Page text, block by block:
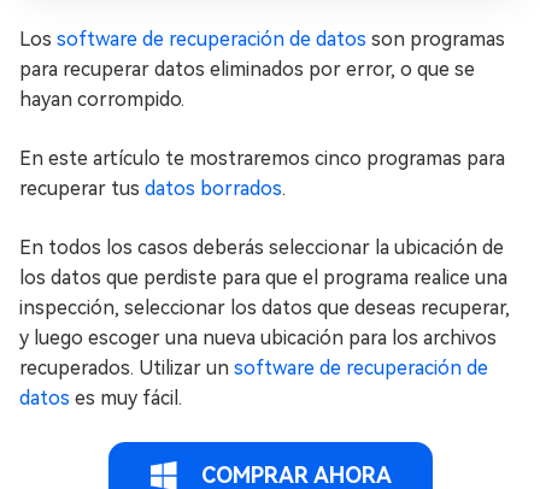
Los software de recuperación de datos son programas
para recuperar datos eliminados por error, o que se
hayan corrompido.
En este artículo te mostraremos cinco programas para
recuperar tus datos borrados.
En todos los casos deberás seleccionar la ubicación de
los datos que perdiste para que el programa realice una
inspección, seleccionar los datos que deseas recuperar,
y luego escoger una nueva ubicación para los archivos
recuperados. Utilizar un software de recuperación de
datos es muy fácil.
COMPRAR AHORA